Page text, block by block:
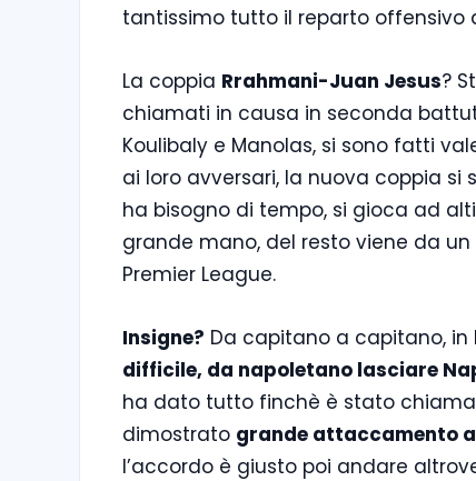
tantissimo tutto il reparto offensivo
La coppia Rrahmani-Juan Jesus?
chiamati in causa in seconda
Koulibaly e Manolas, si sono fatti
ai loro avversari, la nuova coppia
ha bisogno di tempo, si gioca ad
grande mano, del resto viene da
Premier League.
Insigne? Da capitano a capitano, in
difficile, da napoletano lasciare
ha dato tutto finchè è stato
dimostrato grande attaccamento
l’accordo è giusto poi andare